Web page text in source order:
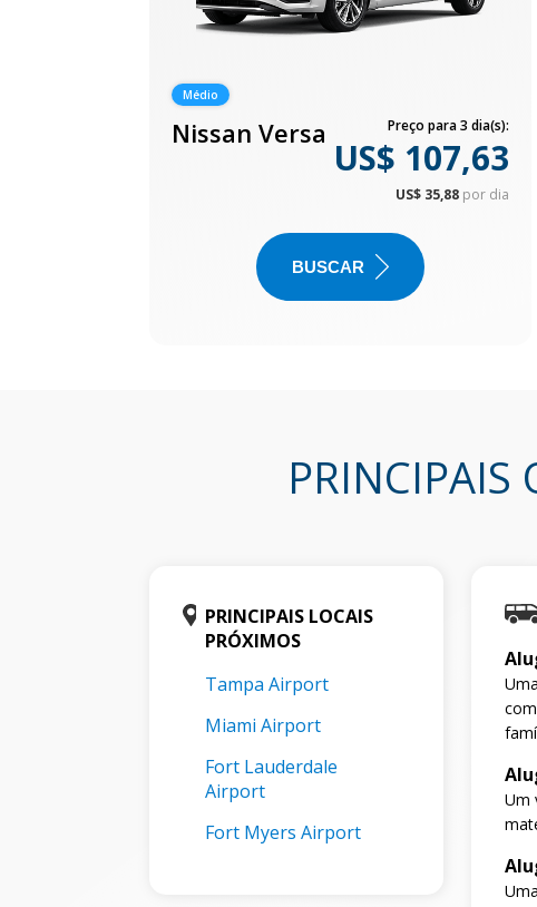
Médio
Nissan Versa Preço para 3 dia(s):
US$ 107,63
US$ 35,88 por dia
BUSCAR
PRINCIPAIS
PRINCIPAIS LOCAIS
PRÓXIMOS
Tampa Airport
Miami Airport
Fort Lauderdale
Airport
Fort Myers Airport
Um